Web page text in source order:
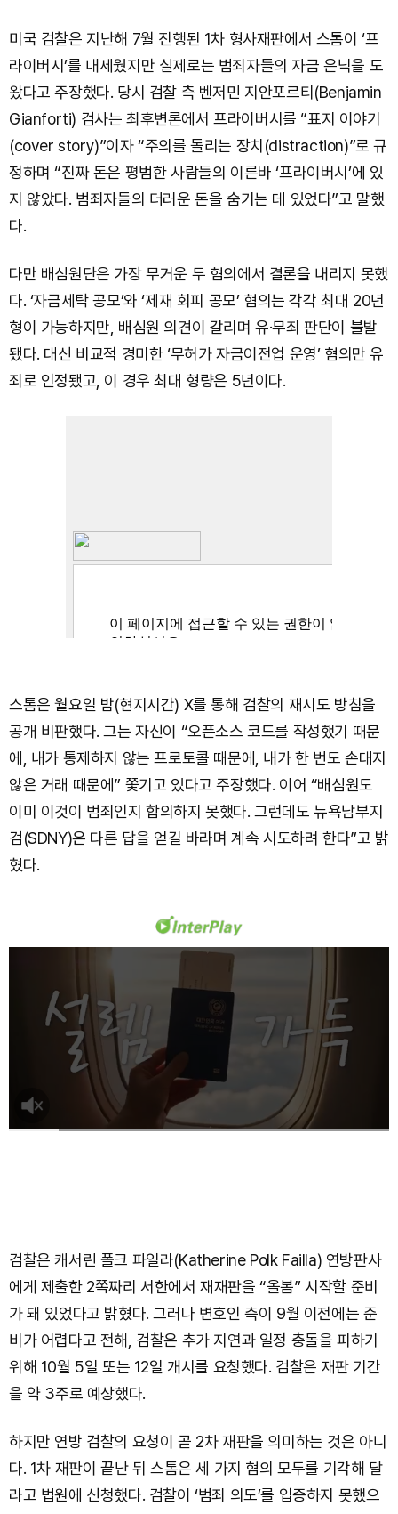
미국 검찰은 지난해 7월 진행된 1차 형사재판에서 스톰이 ‘프
라이버시’를 내세웠지만 실제로는 범죄자들의 자금 은닉을 도
왔다고 주장했다. 당시 검찰 측 벤저민 지안포르티(Benjamin
Gianforti) 검사는 최후변론에서 프라이버시를 “표지 이야기
(cover story)”이자 “주의를 돌리는 장치(distraction)”로 규
정하며 “진짜 돈은 평범한 사람들의 이른바 ‘프라이버시’에 있
지 않았다. 범죄자들의 더러운 돈을 숨기는 데 있었다”고 말했
다.
다만 배심원단은 가장 무거운 두 혐의에서 결론을 내리지 못했
다. ‘자금세탁 공모’와 ‘제재 회피 공모’ 혐의는 각각 최대 20년
형이 가능하지만, 배심원 의견이 갈리며 유·무죄 판단이 불발
됐다. 대신 비교적 경미한 ‘무허가 자금이전업 운영’ 혐의만 유
죄로 인정됐고, 이 경우 최대 형량은 5년이다.
스톰은 월요일 밤(현지시간) X를 통해 검찰의 재시도 방침을
공개 비판했다. 그는 자신이 “오픈소스 코드를 작성했기 때문
에, 내가 통제하지 않는 프로토콜 때문에, 내가 한 번도 손대지
않은 거래 때문에” 쫓기고 있다고 주장했다. 이어 “배심원도
이미 이것이 범죄인지 합의하지 못했다. 그런데도 뉴욕남부지
검(SDNY)은 다른 답을 얻길 바라며 계속 시도하려 한다”고 밝
혔다.
검찰은 캐서린 폴크 파일라(Katherine Polk Failla) 연방판사
에게 제출한 2쪽짜리 서한에서 재재판을 “올봄” 시작할 준비
가 돼 있었다고 밝혔다. 그러나 변호인 측이 9월 이전에는 준
비가 어렵다고 전해, 검찰은 추가 지연과 일정 충돌을 피하기
위해 10월 5일 또는 12일 개시를 요청했다. 검찰은 재판 기간
을 약 3주로 예상했다.
하지만 연방 검찰의 요청이 곧 2차 재판을 의미하는 것은 아니
다. 1차 재판이 끝난 뒤 스톰은 세 가지 혐의 모두를 기각해 달
라고 법원에 신청했다. 검찰이 ‘범죄 의도’를 입증하지 못했으